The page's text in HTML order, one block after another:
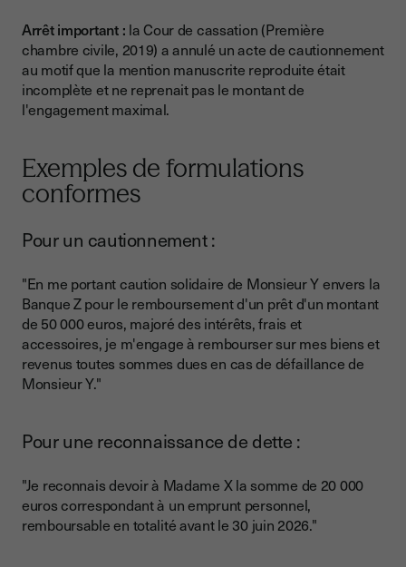
Arrêt important : la Cour de cassation (Première
chambre civile, 2019) a annulé un acte de cautionnement
au motif que la mention manuscrite reproduite était
incomplète et ne reprenait pas le montant de
l'engagement maximal.
Exemples de formulations
conformes
Pour un cautionnement :
"En me portant caution solidaire de Monsieur Y envers la
Banque Z pour le remboursement d'un prêt d'un montant
de 50 000 euros, majoré des intérêts, frais et
accessoires, je m'engage à rembourser sur mes biens et
revenus toutes sommes dues en cas de défaillance de
Monsieur Y."
Pour une reconnaissance de dette :
"Je reconnais devoir à Madame X la somme de 20 000
euros correspondant à un emprunt personnel,
remboursable en totalité avant le 30 juin 2026."